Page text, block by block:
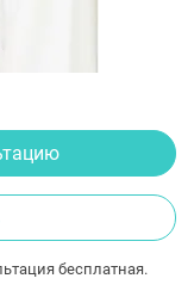
бесплатная.